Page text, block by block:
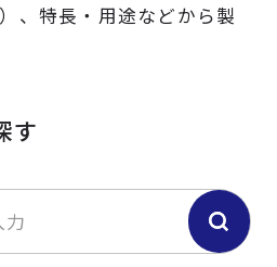
、特長・用途などから製
す